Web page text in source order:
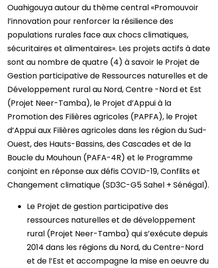
Ouahigouya autour du thème central «Promouvoir
l’innovation pour renforcer la résilience des
populations rurales face aux chocs climatiques,
sécuritaires et alimentaires». Les projets actifs à date
sont au nombre de quatre (4) à savoir le Projet de
Gestion participative de Ressources naturelles et de
Développement rural au Nord, Centre -Nord et Est
(Projet Neer-Tamba), le Projet d’Appui à la
Promotion des Filières agricoles (PAPFA), le Projet
d’Appui aux Filières agricoles dans les région du Sud-
Ouest, des Hauts-Bassins, des Cascades et de la
Boucle du Mouhoun (PAFA-4R) et le Programme
conjoint en réponse aux défis COVID-19, Conflits et
Changement climatique (SD3C-G5 Sahel + Sénégal).
Le Projet de gestion participative des
ressources naturelles et de développement
rural (Projet Neer-Tamba) qui s’exécute depuis
2014 dans les régions du Nord, du Centre-Nord
et de l’Est et accompagne la mise en oeuvre du